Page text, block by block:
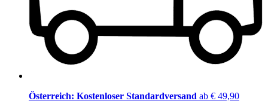
Österreich: Kostenloser Standardversand ab € 49,90